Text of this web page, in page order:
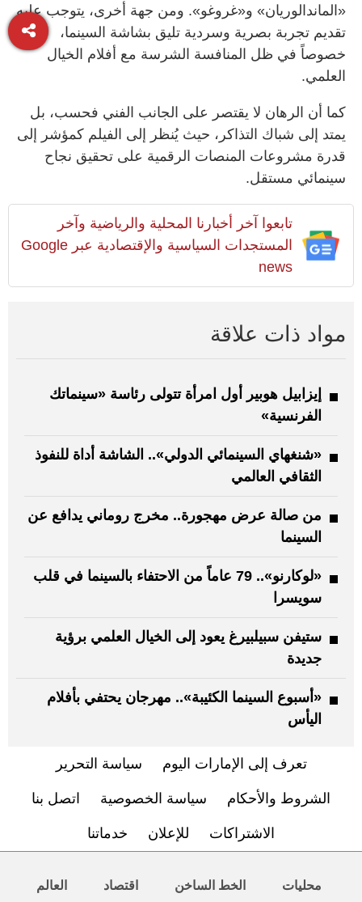
«الماندالوريان» و«غروغو». ومن جهة أخرى، يتوجب عليه
تقديم تجربة بصرية وسردية تليق بشاشة السينما،
خصوصاً في ظل المنافسة الشرسة مع أفلام الخيال
العلمي.
كما أن الرهان لا يقتصر على الجانب الفني فحسب، بل
يمتد إلى شباك التذاكر، حيث يُنظر إلى الفيلم كمؤشر إلى
قدرة مشروعات المنصات الرقمية على تحقيق نجاح
سينمائي مستقل.
تابعوا آخر أخبارنا المحلية والرياضية وآخر
المستجدات السياسية والإقتصادية عبر Google
news
مواد ذات علاقة
إيزابيل هوبير أول امرأة تتولى رئاسة «سينماتك
الفرنسية»
«شنغهاي السينمائي الدولي».. الشاشة أداة للنفوذ
الثقافي العالمي
من صالة عرض مهجورة.. مخرج روماني يدافع عن
السينما
«لوكارنو».. 79 عاماً من الاحتفاء بالسينما في قلب
سويسرا
ستيفن سبيلبيرغ يعود إلى الخيال العلمي برؤية
جديدة
«أسبوع السينما الكئيبة».. مهرجان يحتفي بأفلام
اليأس
تعرف إلى الإمارات اليوم سياسة التحرير
الشروط والأحكام سياسة الخصوصية اتصل بنا
الاشتراكات للإعلان خدماتنا
محليات الخط الساخن اقتصاد العالم